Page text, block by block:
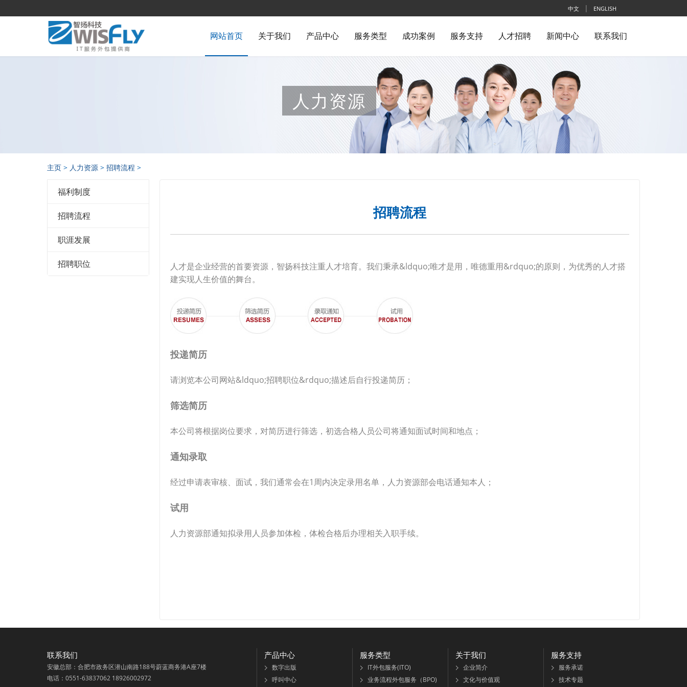
中文 | ENGLISH
网站首页 关于我们 产品中心 服务类型 成功案例 服务支持 人才招聘 新闻中心 联系我们
人力资源
主页 > 人力资源 > 招聘流程 >
福利制度
招聘流程
职涯发展
招聘职位
招聘流程
人才是企业经营的首要资源，智扬科技注重人才培育。我们秉承&ldquo;唯才是用，唯德重用&rdquo;的原则，为优秀的人才搭
建实现人生价值的舞台。
投递简历
请浏览本公司网站&ldquo;招聘职位&rdquo;描述后自行投递简历；
筛选简历
本公司将根据岗位要求，对简历进行筛选，初选合格人员公司将通知面试时间和地点；
通知录取
经过申请表审核、面试，我们通常会在1周内决定录用名单，人力资源部会电话通知本人；
试用
人力资源部通知拟录用人员参加体检，体检合格后办理相关入职手续。
联系我们
安徽总部：合肥市政务区潜山南路188号蔚蓝商务港A座7楼
电话：0551-63837062 18926002972
产品中心
数字出版
呼叫中心
服务类型
IT外包服务(ITO)
业务流程外包服务（BPO)
关于我们
企业简介
文化与价值观
服务支持
服务承诺
技术专题